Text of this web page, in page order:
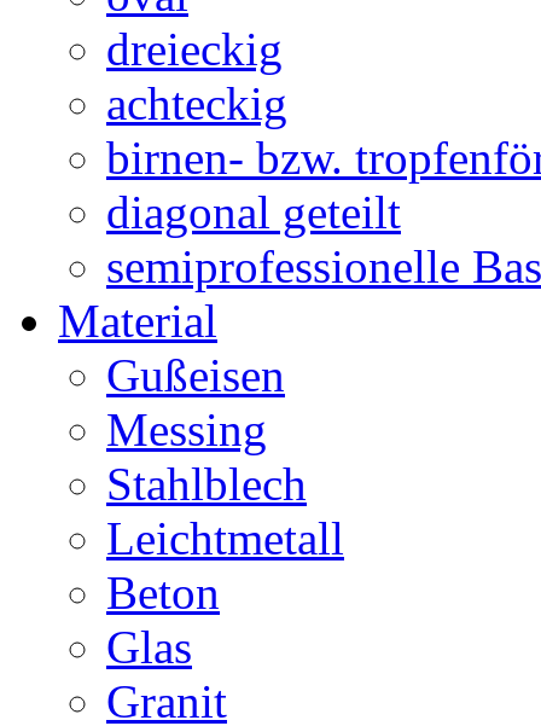
dreieckig
achteckig
birnen- bzw.
diagonal geteilt
semiprofessionelle
Material
Gußeisen
Messing
Stahlblech
Leichtmetall
Beton
Glas
Granit